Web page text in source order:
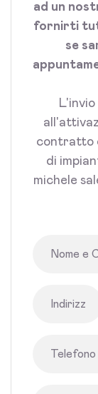
ad un
fornirti
se
contratto
di
michele